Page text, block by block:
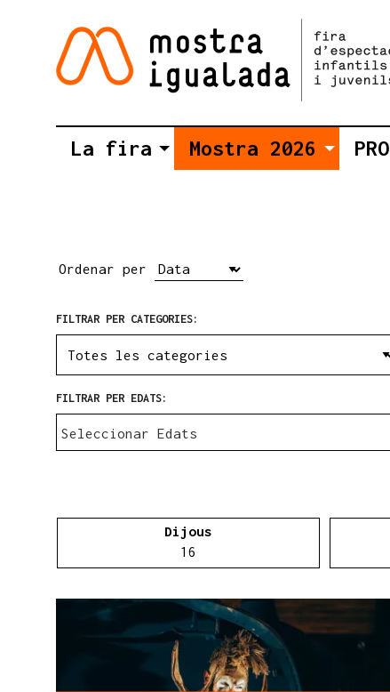
La fira Mostra 2026 PRO
Ordenar per
FILTRAR PER CATEGORIES:
FILTRAR PER EDATS:
Dijous
16